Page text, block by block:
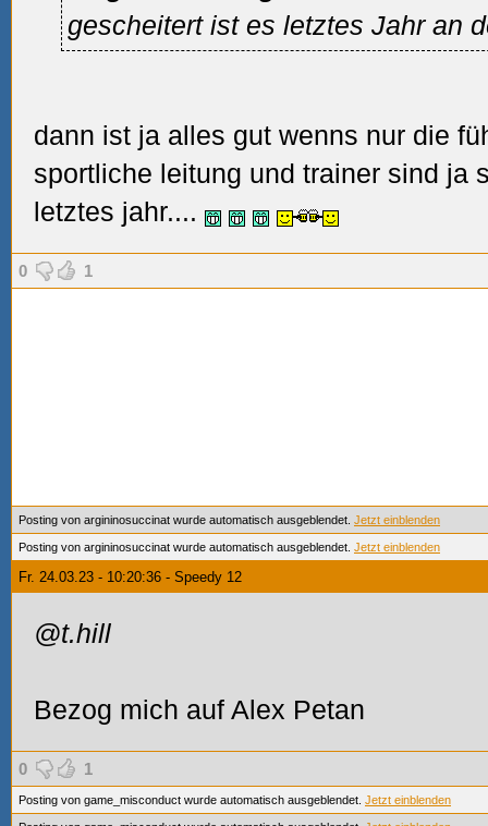
gescheitert ist es letztes Jahr an
dann ist ja alles gut wenns nur die
sportliche leitung und trainer sind ja
letztes jahr....
0 1
Posting von argininosuccinat wurde automatisch ausgeblendet. Jetzt einblenden
Posting von argininosuccinat wurde automatisch ausgeblendet. Jetzt einblenden
Fr. 24.03.23 - 10:20:36 - Speedy 12
@t.hill
Bezog mich auf Alex Petan
0 1
Posting von game_misconduct wurde automatisch ausgeblendet. Jetzt einblenden